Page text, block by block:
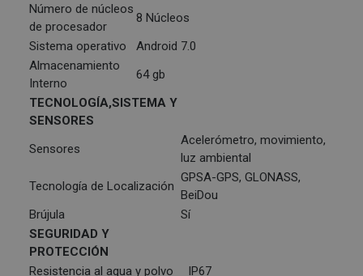
Número de núcleos
de procesador
8 Núcleos
Sistema operativo
Android 7.0
Almacenamiento
Interno
64 gb
TECNOLOGÍA,SISTEMA Y
SENSORES
Sensores
Acelerómetro, movimiento,
luz ambiental
Tecnología de Localización
GPSA-GPS, GLONASS,
BeiDou
Brújula
Sí
SEGURIDAD Y
PROTECCIÓN
Resistencia al agua y polvo
IP67